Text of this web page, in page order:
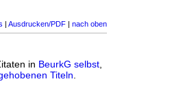
| Ausdrucken/PDF | nach oben
in BeurkG selbst
Titeln